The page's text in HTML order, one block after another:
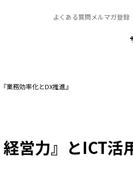
よくある質問 メルマガ登録
業務効率化とDX推進』
営力』とICT活